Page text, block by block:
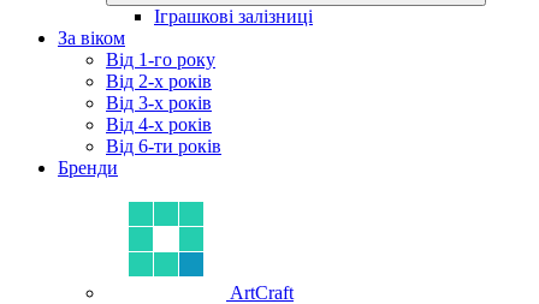
Іграшкові залізниці
За віком
Від 1-го року
Від 2-х років
Від 3-х років
Від 4-х років
Від 6-ти років
Бренди
ArtCraft